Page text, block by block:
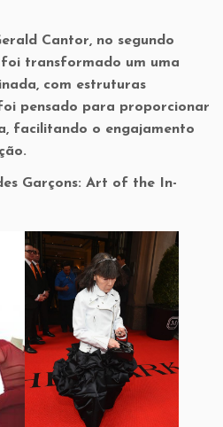
Cantor, no segundo
transformado um uma
com estruturas
pensado para proporcionar
facilitando o engajamento
Garçons: Art of the In-